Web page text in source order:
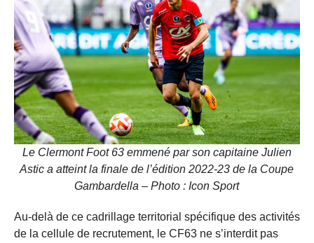
Le Clermont Foot 63 emmené par son capitaine Julien
Astic a atteint la finale de l’édition 2022-23 de la Coupe
Gambardella – Photo : Icon Sport
Au-delà de ce cadrillage territorial spécifique des activités
de la cellule de recrutement, le CF63 ne s’interdit pas